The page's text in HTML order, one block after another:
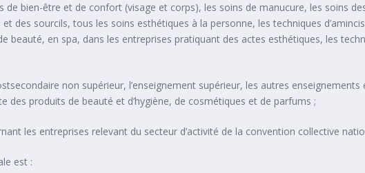
bien-être et de confort (visage et corps), les soins de manucure, les soins
des sourcils, tous les soins esthétiques à la personne, les techniques
en spa, dans les entreprises pratiquant des actes esthétiques, les
non supérieur, l’enseignement supérieur, les autres
produits de beauté et d’hygiène, de cosmétiques et de parfums ;
les entreprises relevant du secteur d’activité de la convention collective
est :